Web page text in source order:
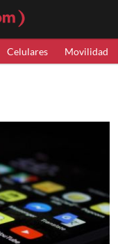
Celulares Movilidad